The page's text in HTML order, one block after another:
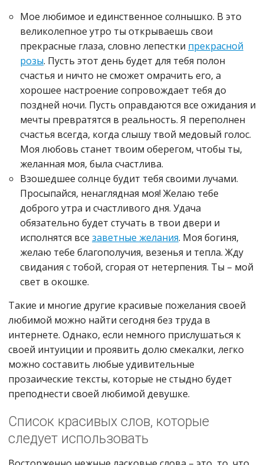
Мое любимое и единственное солнышко. В это
великолепное утро ты открываешь свои
прекрасные глаза, словно лепестки прекрасной
розы. Пусть этот день будет для тебя полон
счастья и ничто не сможет омрачить его, а
хорошее настроение сопровождает тебя до
поздней ночи. Пусть оправдаются все ожидания и
мечты превратятся в реальность. Я переполнен
счастья всегда, когда слышу твой медовый голос.
Моя любовь станет твоим оберегом, чтобы ты,
желанная моя, была счастлива.
Взошедшее солнце будит тебя своими лучами.
Просыпайся, ненаглядная моя! Желаю тебе
доброго утра и счастливого дня. Удача
обязательно будет стучать в твои двери и
исполнятся все заветные желания. Моя богиня,
желаю тебе благополучия, везенья и тепла. Жду
свидания с тобой, сгорая от нетерпения. Ты – мой
свет в окошке.
Такие и многие другие красивые пожелания своей
любимой можно найти сегодня без труда в
интернете. Однако, если немного прислушаться к
своей интуиции и проявить долю смекалки, легко
можно составить любые удивительные
прозаические тексты, которые не стыдно будет
преподнести своей любимой девушке.
Список красивых слов, которые
следует использовать